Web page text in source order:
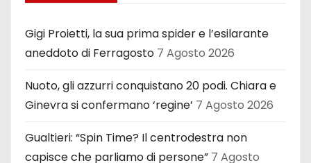
Gigi Proietti, la sua prima spider e l’esilarante
aneddoto di Ferragosto 7 Agosto 2026
Nuoto, gli azzurri conquistano 20 podi. Chiara e
Ginevra si confermano ‘regine’ 7 Agosto 2026
Gualtieri: “Spin Time? Il centrodestra non
capisce che parliamo di persone” 7 Agosto